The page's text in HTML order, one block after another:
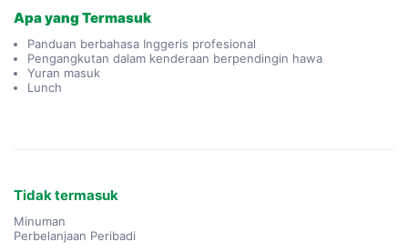
Apa yang Termasuk
Panduan berbahasa Inggeris profesional
Pengangkutan dalam kenderaan berpendingin hawa
Yuran masuk
Lunch
Tidak termasuk
Minuman
Perbelanjaan Peribadi